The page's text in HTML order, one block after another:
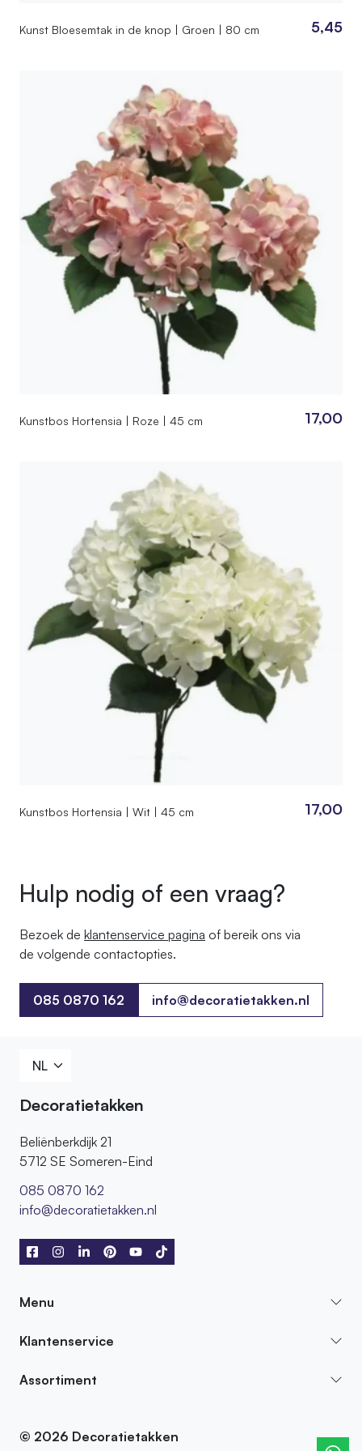
Kunst Bloesemtak in de knop | Groen | 80 cm 5,45
Kunstbos Hortensia | Roze | 45 cm 17,00
Kunstbos Hortensia | Wit | 45 cm 17,00
Hulp nodig of een vraag?
Bezoek de klantenservice pagina of bereik ons ​​via
de volgende contactopties.
085 0870 162
085 0870 162
info@decoratietakken.nl
Decoratietakken
Beliënberkdijk 21
5712 SE Someren-Eind
085 0870 162
info@decoratietakken.nl
Menu
Klantenservice
Assortiment
© 2026 Decoratietakken